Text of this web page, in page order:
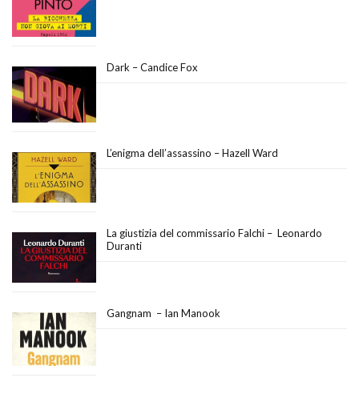
Dark – Candice Fox
L’enigma dell’assassino – Hazell Ward
La giustizia del commissario Falchi – Leonardo
Duranti
Gangnam – Ian Manook